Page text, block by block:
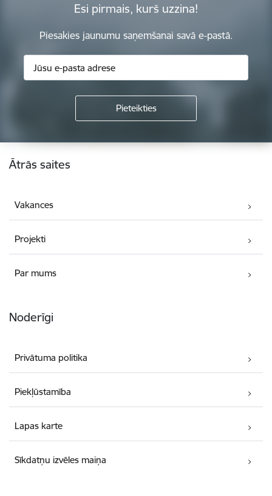
Esi pirmais, kurš uzzina!
Piesakies jaunumu saņemšanai savā e-pastā.
Kājene
Ātrās saites
Vakances
Projekti
Par mums
Noderīgi
Privātuma politika
Piekļūstamība
Lapas karte
Sīkdatņu izvēles maiņa